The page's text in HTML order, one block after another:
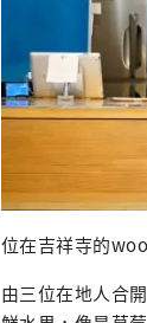
位在吉祥寺的
由三位在地人合